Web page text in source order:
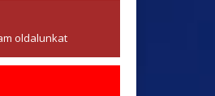
oldalunkat